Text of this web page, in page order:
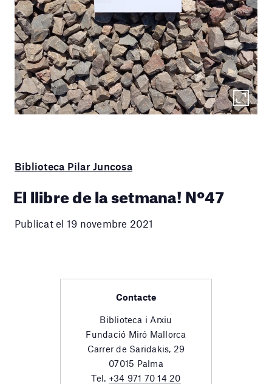
Biblioteca Pilar Juncosa
El llibre de la setmana! Nº47
Publicat el 19 novembre 2021
Contacte
Biblioteca i Arxiu
Fundació Miró Mallorca
Carrer de Saridakis, 29
07015 Palma
Tel. +34 971 70 14 20